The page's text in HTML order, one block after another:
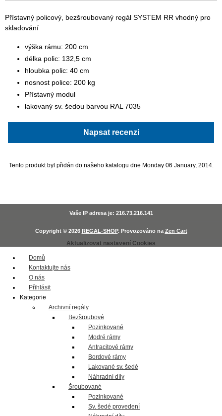
Přístavný policový, bezšroubovaný regál SYSTEM RR vhodný pro
skladování
výška rámu: 200 cm
délka polic: 132,5 cm
hloubka polic: 40 cm
nosnost police: 200 kg
Přístavný modul
lakovaný sv. šedou barvou RAL 7035
Napsat recenzi
Tento produkt byl přidán do našeho katalogu dne Monday 06 January, 2014.
Vaše IP adresa je: 216.73.216.141
Copyright © 2026 REGAL-SHOP. Provozováno na Zen Cart
Aktualizovat nastavení Cookies
Domů
Kontaktujte nás
O nás
Přihlásit
Kategorie
Archivní regály
Bezšroubové
Pozinkované
Modré rámy
Antracitové rámy
Bordové rámy
Lakované sv. šedé
Náhradní díly
Šroubované
Pozinkované
Sv. šedé provedení